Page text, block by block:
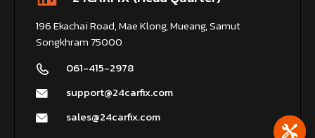
196 Ekachai Road, Mae Klong, Mueang, Samut
Songkhram 75000
061-415-2978
support@24carfix.com
sales@24carfix.com